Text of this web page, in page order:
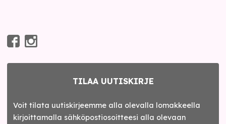
TILAA UUTISKIRJE
Voit tilata uutiskirjeemme alla olevalla lomakkeella
kirjoittamalla sähköpostiosoitteesi alla olevaan